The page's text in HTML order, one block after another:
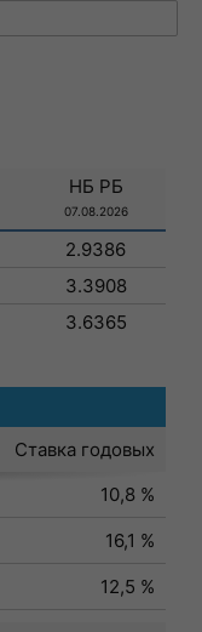
НБ РБ
07.08.2026
2.9386
3.3908
3.6365
Ставка годовых
10,8 %
16,1 %
12,5 %